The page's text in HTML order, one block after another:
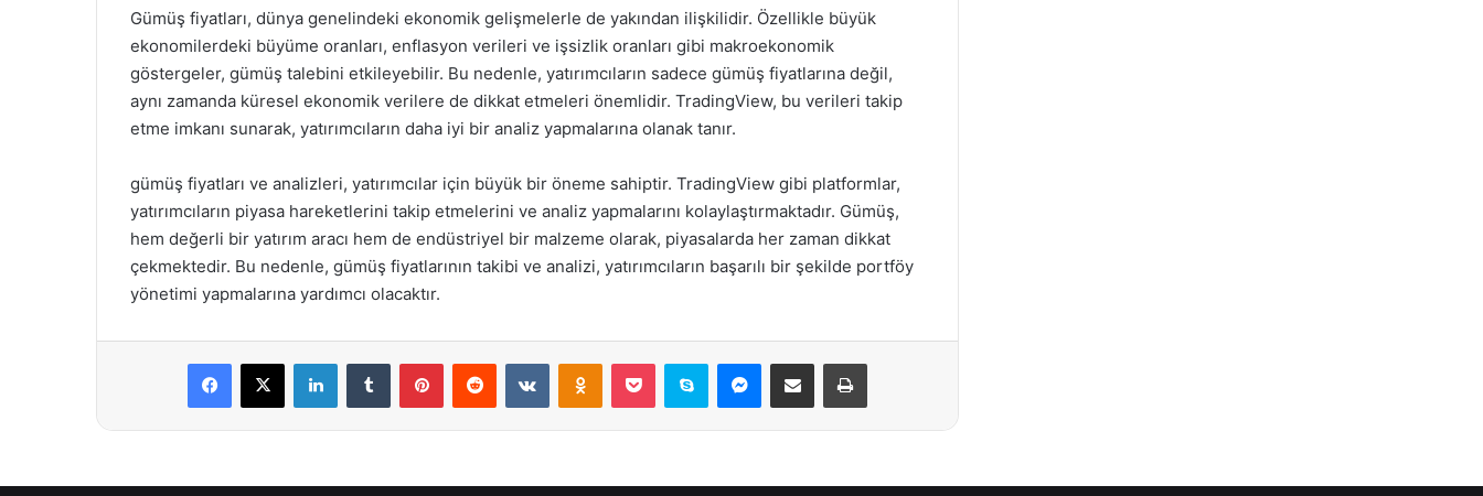
Gümüş fiyatları, dünya genelindeki ekonomik gelişmelerle de yakından ilişkilidir. Özellikle büyük
ekonomilerdeki büyüme oranları, enflasyon verileri ve işsizlik oranları gibi makroekonomik
göstergeler, gümüş talebini etkileyebilir. Bu nedenle, yatırımcıların sadece gümüş fiyatlarına değil,
aynı zamanda küresel ekonomik verilere de dikkat etmeleri önemlidir. TradingView, bu verileri takip
etme imkanı sunarak, yatırımcıların daha iyi bir analiz yapmalarına olanak tanır.
gümüş fiyatları ve analizleri, yatırımcılar için büyük bir öneme sahiptir. TradingView gibi platformlar,
yatırımcıların piyasa hareketlerini takip etmelerini ve analiz yapmalarını kolaylaştırmaktadır. Gümüş,
hem değerli bir yatırım aracı hem de endüstriyel bir malzeme olarak, piyasalarda her zaman dikkat
çekmektedir. Bu nedenle, gümüş fiyatlarının takibi ve analizi, yatırımcıların başarılı bir şekilde portföy
yönetimi yapmalarına yardımcı olacaktır.
Facebook
X LinkedInTumblr PinterestReddit VKontakteOdnoklassniki
Pocket Skype Messenger
E-Posta ile paylaş Yazdır